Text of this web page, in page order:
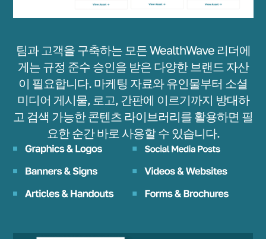
팀과 고객을 구축하는 모든 WealthWave 리더에
게는 규정 준수 승인을 받은 다양한 브랜드 자산
이 필요합니다. 마케팅 자료와 유인물부터 소셜
미디어 게시물, 로고, 간판에 이르기까지 방대하
고 검색 가능한 콘텐츠 라이브러리를 활용하면 필
요한 순간 바로 사용할 수 있습니다.